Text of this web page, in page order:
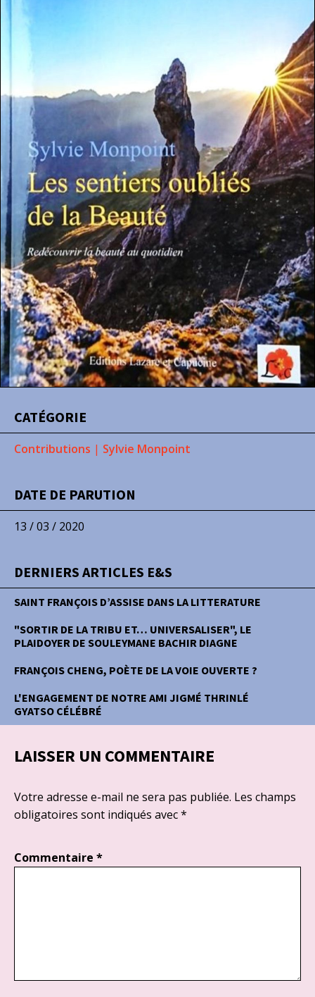
CATÉGORIE
Contributions | Sylvie Monpoint
DATE DE PARUTION
13 / 03 / 2020
DERNIERS ARTICLES E&S
SAINT FRANÇOIS D’ASSISE DANS LA LITTERATURE
"SORTIR DE LA TRIBU ET… UNIVERSALISER", LE
PLAIDOYER DE SOULEYMANE BACHIR DIAGNE
FRANÇOIS CHENG, POÈTE DE LA VOIE OUVERTE ?
L'ENGAGEMENT DE NOTRE AMI JIGMÉ THRINLÉ
GYATSO CÉLÉBRÉ
LAISSER UN COMMENTAIRE
Votre adresse e-mail ne sera pas publiée. Les champs
obligatoires sont indiqués avec*
Commentaire *